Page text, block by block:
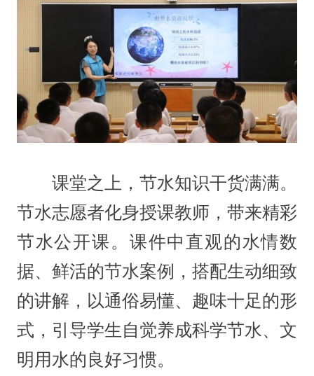
课堂之上，节水知识干货满满。
节水志愿者化身授课教师，带来精彩
节水公开课。课件中直观的水情数
据、鲜活的节水案例，搭配生动细致
的讲解，以通俗易懂、趣味十足的形
式，引导学生自觉养成科学节水、文
明用水的良好习惯。